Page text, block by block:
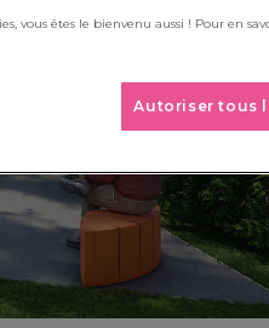
vous êtes le bienvenu aussi ! Pour en
Autoriser tous